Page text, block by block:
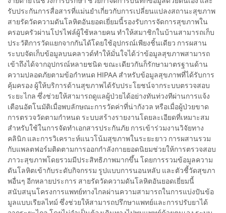
รับประกันการสื่อสารที่แม่นยำเกี่ยวกับการเปลี่ยนแปลงสถานะสุขภาพ
สายรัดวัดความดันโลหิตอันยอดเยี่ยมนี้รองรับการจัดการสุขภาพใน
ครอบครัวผ่านโปรไฟล์ผู้ใช้หลายคน ทำให้สมาชิกในบ้านสามารถเก็บ
ประวัติการวัดแยกจากกันได้โดยใช้อุปกรณ์เพียงชิ้นเดียว การผสาน
ระบบจัดเก็บข้อมูลบนคลาวด์ทำให้มั่นใจได้ว่าข้อมูลสุขภาพสามารถ
เข้าถึงได้จากอุปกรณ์หลายชนิด ขณะเดียวกันก็รักษามาตรฐานด้าน
ความปลอดภัยตามข้อกำหนด HIPAA สำหรับข้อมูลสุขภาพที่ได้รับการ
คุ้มครอง ผู้ให้บริการด้านสุขภาพได้รับประโยชน์จากระบบตรวจสอบ
ระยะไกล ซึ่งช่วยให้สามารถดูแลผู้ป่วยได้อย่างทันท่วงทีผ่านการแจ้ง
เตือนอัตโนมัติเมื่อพบลักษณะการวัดค่าที่น่ากังวล หรือเมื่อผู้ป่วยขาด
การตรวจวัดตามกำหนด ระบบสร้างรายงานโดยละเอียดที่เหมาะสม
สำหรับใช้ในการจัดทำเอกสารประกันภัย การเข้าร่วมงานวิจัยทาง
คลินิก และการวิเคราะห์แนวโน้มสุขภาพในระยะยาว การผสานรวม
กับแพลตฟอร์มติดตามการออกกำลังกายยอดนิยมช่วยให้การตรวจสอบ
ภาวะสุขภาพโดยรวมมีประสิทธิภาพมากขึ้น โดยการรวมข้อมูลความ
ดันโลหิตเข้ากับระดับกิจกรรม รูปแบบการนอนหลับ และตัวชี้วัดสุขภา
พอื่นๆ อีกหลายประการ สายรัดวัดความดันโลหิตอันยอดเยี่ยมนี้
สนับสนุนโครงการแพทย์ทางไกลผ่านความสามารถในการแบ่งปันข้อ
มูลแบบเรียลไทม์ ซึ่งช่วยให้สามารถปรึกษาแพทย์และการปรับยาได้